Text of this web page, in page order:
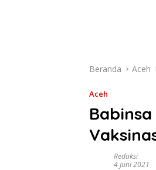
Beranda Aceh
Aceh
Redaksi
4 Juni 2021